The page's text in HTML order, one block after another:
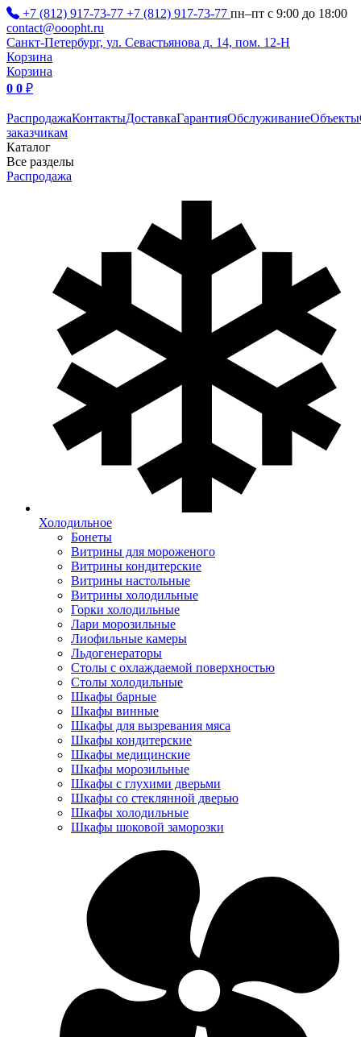
+7 (812) 917-73-77 +7 (812) 917-73-77 пн–пт с 9:00 до 18:00
contact@ooopht.ru
Санкт-Петербург, ул. Севастьянова д. 14, пом. 12-Н
Корзина
Корзина
0 0 ₽
РаспродажаКонтактыДоставкаГарантияОбслуживаниеОбъекты
заказчикам
Каталог
Все разделы
Распродажа
Холодильное
Бонеты
Витрины для мороженого
Витрины кондитерские
Витрины настольные
Витрины холодильные
Горки холодильные
Лари морозильные
Лиофильные камеры
Льдогенераторы
Столы с охлаждаемой поверхностью
Столы холодильные
Шкафы барные
Шкафы винные
Шкафы для вызревания мяса
Шкафы кондитерские
Шкафы медицинские
Шкафы морозильные
Шкафы с глухими дверьми
Шкафы со стеклянной дверью
Шкафы холодильные
Шкафы шоковой заморозки